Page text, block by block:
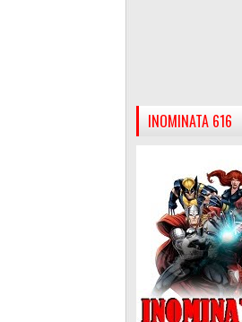
INOMINATA 616